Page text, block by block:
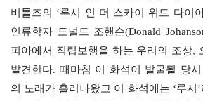
비틀즈의 ‘루시 인 더 스카이 위드 다이
인류학자 도널드 조핸슨(Donald
피아에서 직립보행을 하는 우리의 조상,
발견한다. 때마침 이 화석이 발굴될 당
의 노래가 흘러나왔고 이 화석에는 ‘루시